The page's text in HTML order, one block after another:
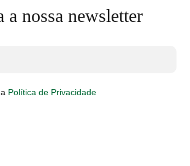
a nossa newsletter
Política de Privacidade